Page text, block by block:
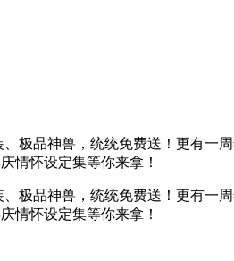
极品神兽，统统免费送！更有一
情怀设定集等你来拿！
极品神兽，统统免费送！更有一
情怀设定集等你来拿！